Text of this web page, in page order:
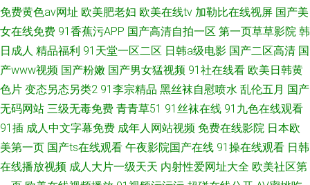
免费黄色av网址 欧美肥老妇 欧美在线tv 加勒比在线视屏 国产美
女在线免费 91香蕉污APP 国产高清自拍一区 第一页草草影院 韩
日成人 精品福利 91天堂一区二区 日韩a级电影 国产二区高清 国
产www视频 国产粉嫩 国产男女猛视频 91社在线看 欧美日韩黄
色片 变态另态另类2 91李宗精品 黑丝袜自慰喷水 乱伦五月 国产
无码网站 三级无毒免费 青青草51 91丝袜在线 91九色在线观看
91插 成人中文字幕免费 成年人网站视频 免费在线影院 日本欧
美第一页 国产ts在线观看 午夜影院国产在线 91操在线观看 日韩
在线播放视频 成人大片一级天天 内射性爱网址大全 欧美社区第